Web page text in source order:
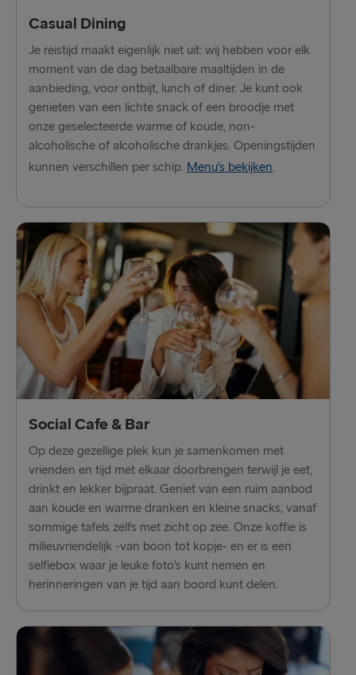
Gdynia → Karlskrona
Rostock → Trelleborg
Göteborg → Kiel
Göteborg → Frederikshavn
Karlskrona → Gdynia
ANDERE ROUTES
Travemünde → Liepāja
Nynäshamn → Ventspils
Liepāja → Travemünde
Ventspils → Nynäshamn
Casual Dining
Je reistijd maakt eigenlijk niet uit: wij hebben voor elk
moment van de dag betaalbare maaltijden in de
aanbieding, voor ontbijt, lunch of diner. Je kunt ook
genieten van een lichte snack of een broodje met
onze geselecteerde warme of koude, non-
alcoholische of alcoholische drankjes. Openingstijden
kunnen verschillen per schip. Menu’s bekijken.
Social Cafe & Bar
Op deze gezellige plek kun je samenkomen met
vrienden en tijd met elkaar doorbrengen terwijl je eet,
drinkt en lekker bijpraat. Geniet van een ruim aanbod
aan koude en warme dranken en kleine snacks, vanaf
sommige tafels zelfs met zicht op zee. Onze koffie is
milieuvriendelijk -van boon tot kopje- en er is een
selfiebox waar je leuke foto’s kunt nemen en
herinneringen van je tijd aan boord kunt delen.